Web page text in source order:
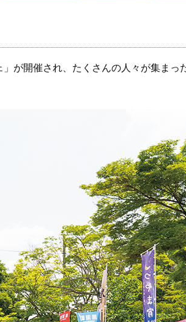
が開催され、たくさんの人々が集まっ